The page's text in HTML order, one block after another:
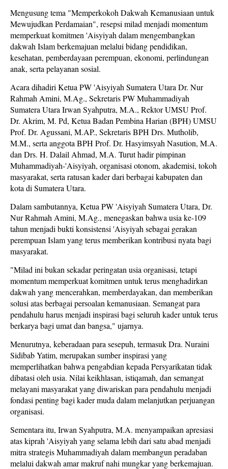
Mengusung tema "Memperkokoh Dakwah Kemanusiaan untuk
Mewujudkan Perdamaian", resepsi milad menjadi momentum
memperkuat komitmen 'Aisyiyah dalam mengembangkan
dakwah Islam berkemajuan melalui bidang pendidikan,
kesehatan, pemberdayaan perempuan, ekonomi, perlindungan
anak, serta pelayanan sosial.
Acara dihadiri Ketua PW 'Aisyiyah Sumatera Utara Dr. Nur
Rahmah Amini, M.Ag., Sekretaris PW Muhammadiyah
Sumatera Utara Irwan Syahputra, M.A., Rektor UMSU Prof.
Dr. Akrim, M. Pd, Ketua Badan Pembina Harian (BPH) UMSU
Prof. Dr. Agussani, M.AP., Sekretaris BPH Drs. Mutholib,
M.M., serta anggota BPH Prof. Dr. Hasyimsyah Nasution, M.A.
dan Drs. H. Dalail Ahmad, M.A. Turut hadir pimpinan
Muhammadiyah-'Aisyiyah, organisasi otonom, akademisi, tokoh
masyarakat, serta ratusan kader dari berbagai kabupaten dan
kota di Sumatera Utara.
Dalam sambutannya, Ketua PW 'Aisyiyah Sumatera Utara, Dr.
Nur Rahmah Amini, M.Ag., menegaskan bahwa usia ke-109
tahun menjadi bukti konsistensi 'Aisyiyah sebagai gerakan
perempuan Islam yang terus memberikan kontribusi nyata bagi
masyarakat.
"Milad ini bukan sekadar peringatan usia organisasi, tetapi
momentum memperkuat komitmen untuk terus menghadirkan
dakwah yang mencerahkan, memberdayakan, dan memberikan
solusi atas berbagai persoalan kemanusiaan. Semangat para
pendahulu harus menjadi inspirasi bagi seluruh kader untuk terus
berkarya bagi umat dan bangsa," ujarnya.
Menurutnya, keberadaan para sesepuh, termasuk Dra. Nuraini
Sidibab Yatim, merupakan sumber inspirasi yang
memperlihatkan bahwa pengabdian kepada Persyarikatan tidak
dibatasi oleh usia. Nilai keikhlasan, istiqamah, dan semangat
melayani masyarakat yang diwariskan para pendahulu menjadi
fondasi penting bagi kader muda dalam melanjutkan perjuangan
organisasi.
Sementara itu, Irwan Syahputra, M.A. menyampaikan apresiasi
atas kiprah 'Aisyiyah yang selama lebih dari satu abad menjadi
mitra strategis Muhammadiyah dalam membangun peradaban
melalui dakwah amar makruf nahi mungkar yang berkemajuan.